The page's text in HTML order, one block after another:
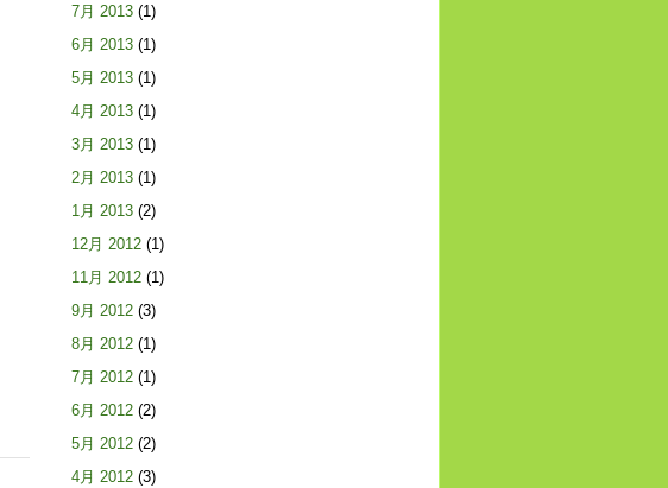
7月 2013 (1)
6月 2013 (1)
5月 2013 (1)
4月 2013 (1)
3月 2013 (1)
2月 2013 (1)
1月 2013 (2)
12月 2012 (1)
11月 2012 (1)
9月 2012 (3)
8月 2012 (1)
7月 2012 (1)
6月 2012 (2)
5月 2012 (2)
4月 2012 (3)